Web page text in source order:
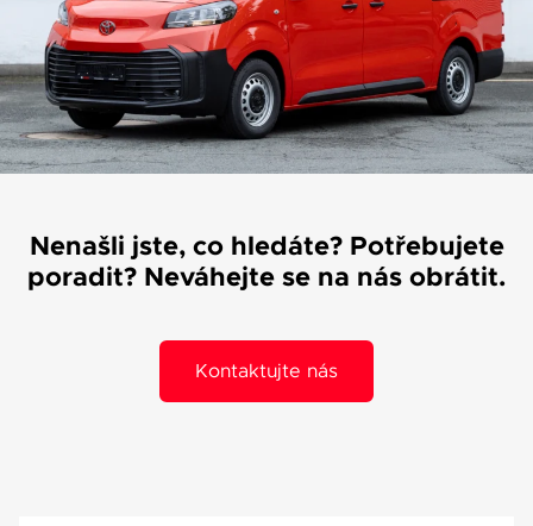
Nenašli jste, co hledáte? Potřebujete
poradit? Neváhejte se na nás obrátit.
Kontaktujte nás
Popis
Přihlášení k odběru novinek
Pole označená * jsou povinná.
Váše zpráva byla
odeslána. Děkujeme
za Váš zájem!
Při odesílání se
vyskytla chyba.
Zkuste to prosím za
chvíli znovu.